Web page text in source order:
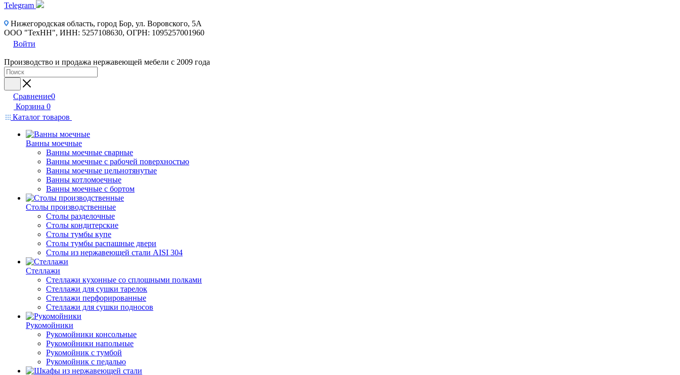
Telegram
Нижегородская область, город Бор, ул. Воровского, 5А
ООО "ТехНН", ИНН: 5257108630, ОГРН: 1095257001960
Войти
Производство и продажа нержавеющей мебели с 2009 года
Сравнение0
Корзина 0
Каталог товаров
Ванны моечные
Ванны моечные сварные
Ванны моечные с рабочей поверхностью
Ванны моечные цельнотянутые
Ванны котломоечные
Ванны моечные с бортом
Столы производственные
Столы разделочные
Столы кондитерские
Столы тумбы купе
Столы тумбы распашные двери
Столы из нержавеющей стали AISI 304
Стеллажи
Стеллажи кухонные со сплошными полками
Стеллажи для сушки тарелок
Стеллажи перфорированные
Стеллажи для сушки подносов
Рукомойники
Рукомойники консольные
Рукомойники напольные
Рукомойник с тумбой
Рукомойник с педалью